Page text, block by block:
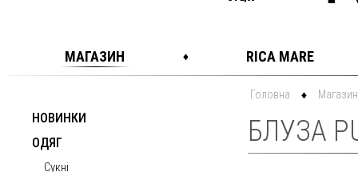
МАГАЗИН RICA MARE
НОВИНКИ
ОДЯГ
Сукні
Головна Магазин
БЛУЗА